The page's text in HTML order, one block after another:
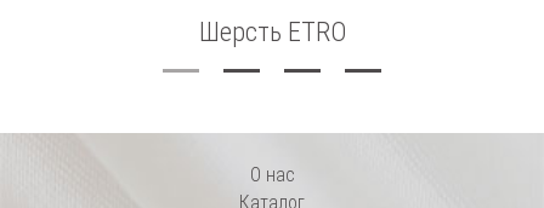
Шерсть ETRO
О нас
Каталог